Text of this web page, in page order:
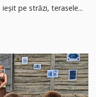
pe străzi, terasele...